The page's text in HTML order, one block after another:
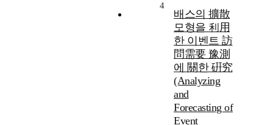
4
배스의 擴散
모형을 利用
한 이벤트 訪
問需要 豫測
에 關한 硏究
(Analyzing
and
Forecasting of
Event